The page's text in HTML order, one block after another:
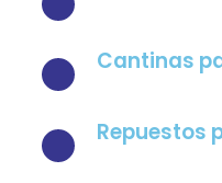
Cantinas
Repuestos